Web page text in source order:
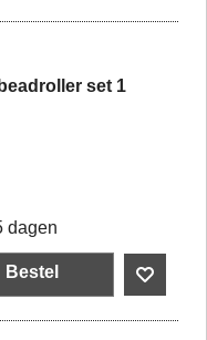
set 1
dagen
Bestel